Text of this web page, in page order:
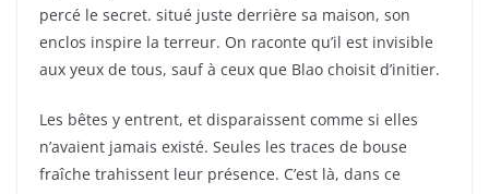
percé le secret. situé juste derrière sa maison, son
enclos inspire la terreur. On raconte qu’il est invisible
aux yeux de tous, sauf à ceux que Blao choisit d’initier.
Les bêtes y entrent, et disparaissent comme si elles
n’avaient jamais existé. Seules les traces de bouse
fraîche trahissent leur présence. C’est là, dans ce